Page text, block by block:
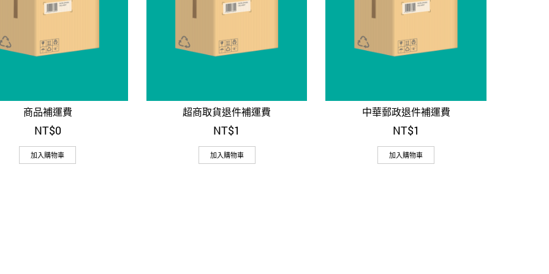
商品補運費
NT$0
加入購物車
超商取貨退件補運費
NT$1
加入購物車
中華郵政退件補運費
NT$1
加入購物車